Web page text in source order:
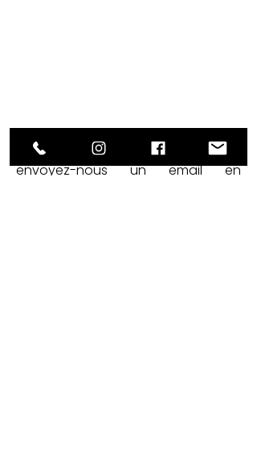
Livraison chez vous
envoyez-nous un email en